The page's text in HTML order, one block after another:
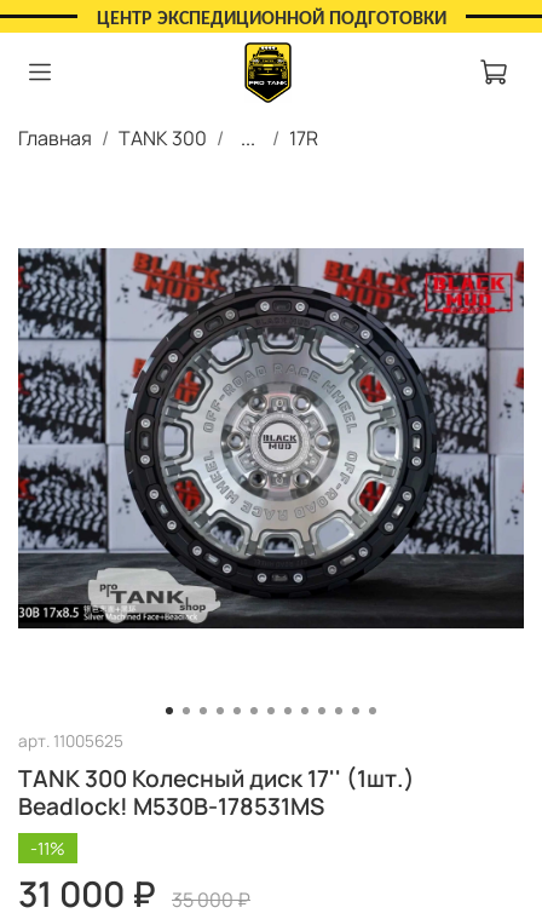
ЦЕНТР ЭКСПЕДИЦИОННОЙ ПОДГОТОВКИ
Главная TANK 300 ... 17R
арт. 11005625
TANK 300 Колесный диск 17'' (1шт.)
Beadlock! M530B-178531MS
-11%
31 000 ₽ 35 000 ₽